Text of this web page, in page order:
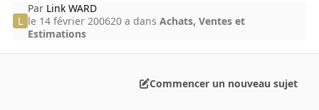
Par Link WARD
le 14 février 200620 a dansAchats, Ventes et
Estimations
Commencer un nouveau sujet